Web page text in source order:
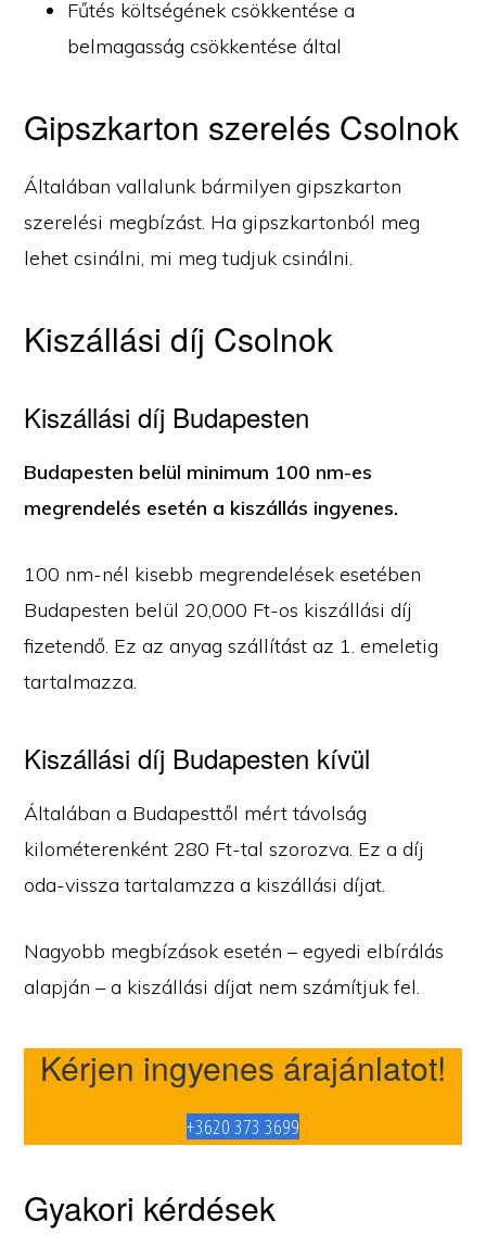
Fűtés költségének csökkentése a
belmagasság csökkentése által
Gipszkarton szerelés Csolnok
Általában vallalunk bármilyen gipszkarton
szerelési megbízást. Ha gipszkartonból meg
lehet csinálni, mi meg tudjuk csinálni.
Kiszállási díj Csolnok
Kiszállási díj Budapesten
Budapesten belül minimum 100 nm-es
megrendelés esetén a kiszállás ingyenes.
100 nm-nél kisebb megrendelések esetében
Budapesten belül 20,000 Ft-os kiszállási díj
fizetendő. Ez az anyag szállítást az 1. emeletig
tartalmazza.
Kiszállási díj Budapesten kívül
Általában a Budapesttől mért távolság
kilométerenként 280 Ft-tal szorozva. Ez a díj
oda-vissza tartalamzza a kiszállási díjat.
Nagyobb megbízások esetén – egyedi elbírálás
alapján – a kiszállási díjat nem számítjuk fel.
Kérjen ingyenes árajánlatot!
+3620 373 3699
Gyakori kérdések